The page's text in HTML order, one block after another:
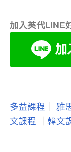
加入英代LINE
多益課程 ｜ 雅
文課程 ｜ 韓文